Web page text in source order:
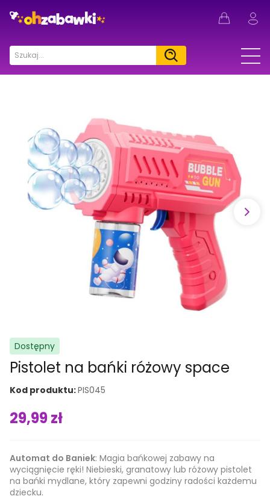
Dostępny
Pistolet na bańki różowy space
Kod produktu:PIS045
29,99zł
Automat do Baniek: Magia bańkowej zabawy na
wyciągnięcie ręki! Niebieski, granatowy lub różowy pistolet
na bańki mydlane, który zapewni godziny radości każdemu
dziecku.
nie są
Statystyki